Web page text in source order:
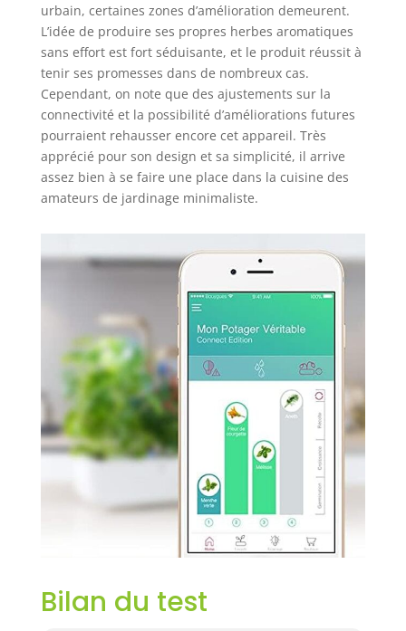
urbain, certaines zones d’amélioration demeurent.
L’idée de produire ses propres herbes aromatiques
sans effort est fort séduisante, et le produit réussit à
tenir ses promesses dans de nombreux cas.
Cependant, on note que des ajustements sur la
connectivité et la possibilité d’améliorations futures
pourraient rehausser encore cet appareil. Très
apprécié pour son design et sa simplicité, il arrive
assez bien à se faire une place dans la cuisine des
amateurs de jardinage minimaliste.
Bilan du test